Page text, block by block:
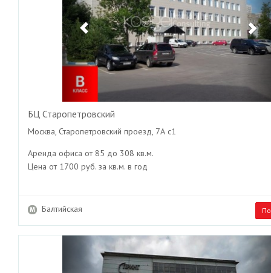
БЦ Старопетровский
Москва, Старопетровский проезд, 7А с1
Аренда офиса от 85 до 308 кв.м.
Цена от 1700 руб. за кв.м. в год
Балтийская
Previous